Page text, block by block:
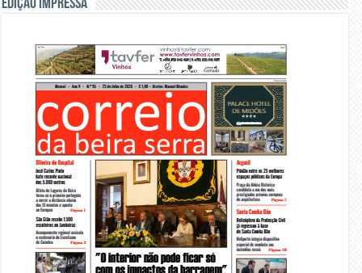
Edição Impressa